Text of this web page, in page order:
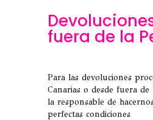
fuera de la
Para las devoluciones
Canarias o desde fuera
la responsable de
perfectas condiciones